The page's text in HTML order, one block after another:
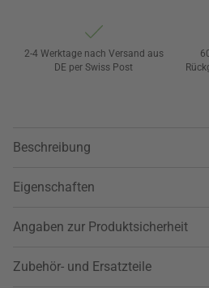
2-4 Werktage nach Versand aus
DE per Swiss Post
Beschreibung
Eigenschaften
Angaben zur Produktsicherheit
Zubehör- und Ersatzteile